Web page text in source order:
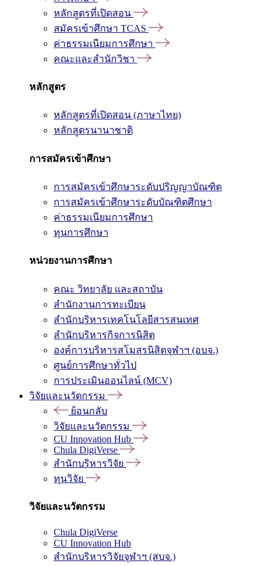
หลักสูตรที่เปิดสอน
สมัครเข้าศึกษา TCAS
ค่าธรรมเนียมการศึกษา
คณะและสำนักวิชา
หลักสูตร
หลักสูตรที่เปิดสอน (ภาษาไทย)
หลักสูตรนานาชาติ
การสมัครเข้าศึกษา
การสมัครเข้าศึกษาระดับปริญญาบัณฑิต
การสมัครเข้าศึกษาระดับบัณฑิตศึกษา
ค่าธรรมเนียมการศึกษา
ทุนการศึกษา
หน่วยงานการศึกษา
คณะ วิทยาลัย และสถาบัน
สำนักงานการทะเบียน
สำนักบริหารเทคโนโลยีสารสนเทศ
สำนักบริหารกิจการนิสิต
องค์การบริหารสโมสรนิสิตจุฬาฯ (อบจ.)
ศูนย์การศึกษาทั่วไป
การประเมินออนไลน์ (MCV)
วิจัยและนวัตกรรม
ย้อนกลับ
วิจัยและนวัตกรรม
CU Innovation Hub
Chula DigiVerse
สำนักบริหารวิจัย
ทุนวิจัย
วิจัยและนวัตกรรม
Chula DigiVerse
CU Innovation Hub
สำนักบริหารวิจัยจุฬาฯ (สบจ.)